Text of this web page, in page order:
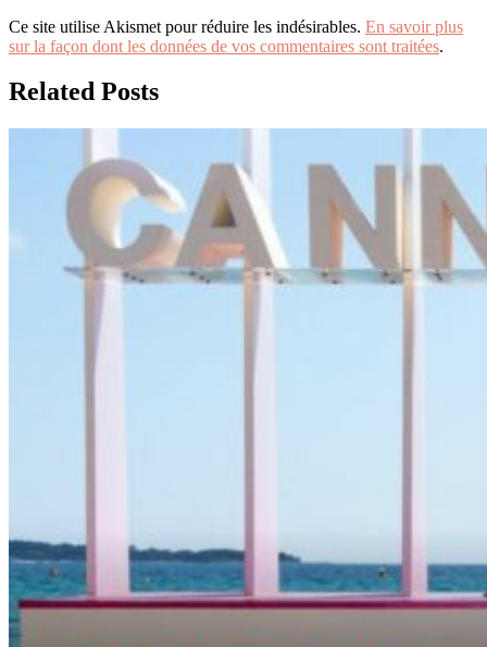
Ce site utilise Akismet pour réduire les indésirables. En savoir plus
sur la façon dont les données de vos commentaires sont traitées.
Related Posts